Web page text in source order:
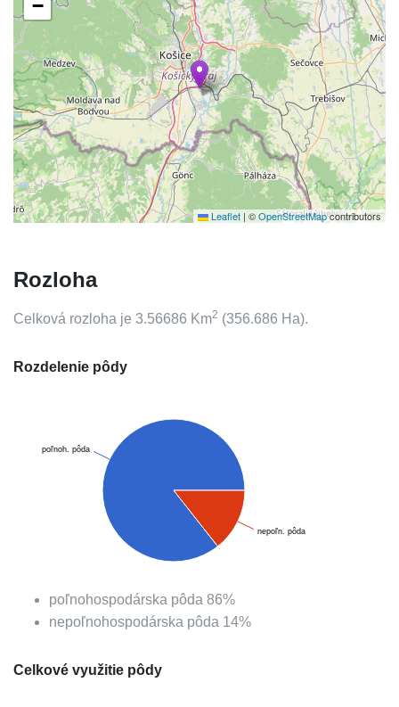
−
Leaflet | ©OpenStreetMapcontributors
Rozloha
Celková rozloha je 3.56686 Km2 (356.686 Ha).
Rozdelenie pôdy
poľnoh. pôda
nepoľn. pôda
poľnohospodárska pôda 86%
nepoľnohospodárska pôda 14%
Celkové využitie pôdy